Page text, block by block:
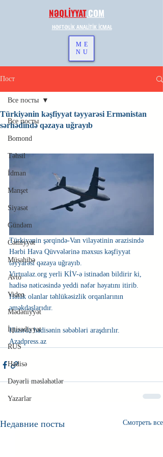
NƏQLİYYAT.COM
HƏFTƏLİK ANALİTİK İCMAL
ME
NU
Пост
Все посты
Bomond
Təhsil
İdman
Manşet
Siyasət
Gündəm
Cəmiyyət
Müsahibə
Avto
Video
Mədəniyyət
İqtisadiyyat
RUS
Hadisə
Dəyərli məsləhətlər
Yazarlar
Все посты
Türkiyənin kəşfiyyat təyyarəsi Ermənistan
sərhədində qəzaya uğrayıb
Türkiyənin şərqində-Van vilayətinin ərazisində
Hərbi Hava Qüvvələrinə məxsus kəşfiyyat
təyyarəsi qəzaya uğrayıb.
Virtualaz.org yerli KİV-ə istinadən bildirir ki,
hadisə nəticəsində yeddi nəfər həyatını itirib.
Həlak olanlar təhlükəsizlik orqanlarının
əməkdaşlarıdır.
Hazırda hadisənin səbəbləri araşdırılır.
Azadpress.az
Недавние посты Смотреть все